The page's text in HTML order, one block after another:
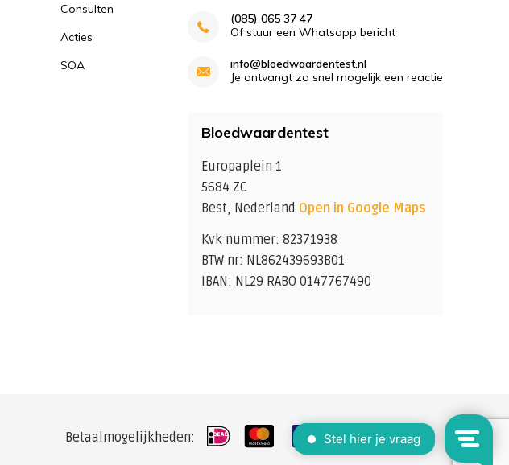
Consulten
Acties
SOA
(085) 065 37 47
Of stuur een Whatsapp bericht
info@bloedwaardentest.nl
Je ontvangt zo snel mogelijk een reactie
Bloedwaardentest
Europaplein 1
5684 ZC
Best, Nederland Open in Google Maps
Kvk nummer: 82371938
BTW nr: NL862439693B01
IBAN: NL29 RABO 0147767490
Betaalmogelijkheden: